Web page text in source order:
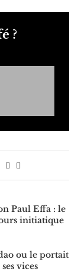
?
Paul Effa : le
initiatique
ou le portait
vices